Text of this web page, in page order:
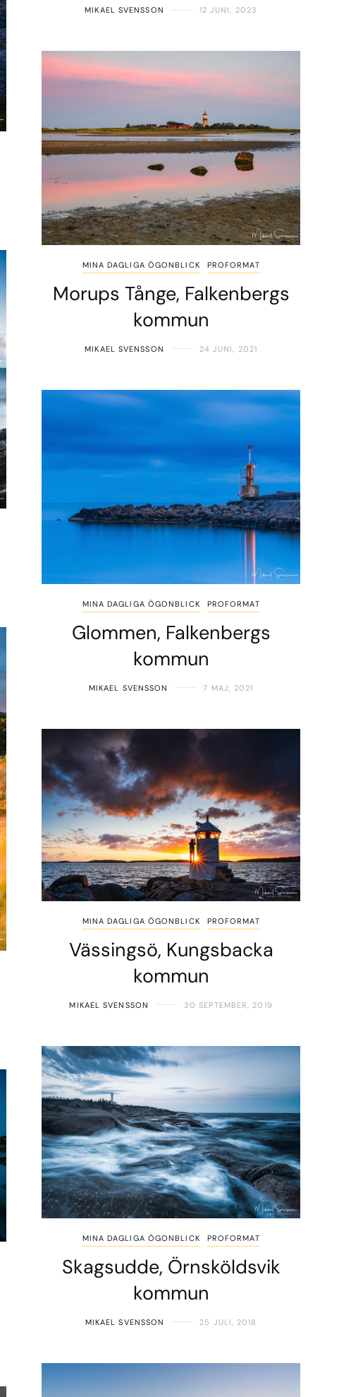
MIKAEL SVENSSON 12 JUNI, 2023
MINA DAGLIGA ÖGONBLICK PROFORMAT
Morups Tånge, Falkenbergs
kommun
MIKAEL SVENSSON 24 JUNI, 2021
MINA DAGLIGA ÖGONBLICK PROFORMAT
Glommen, Falkenbergs
kommun
MIKAEL SVENSSON 7 MAJ, 2021
MINA DAGLIGA ÖGONBLICK PROFORMAT
Vässingsö, Kungsbacka
kommun
MIKAEL SVENSSON 30 SEPTEMBER, 2019
MINA DAGLIGA ÖGONBLICK PROFORMAT
Skagsudde, Örnsköldsvik
kommun
MIKAEL SVENSSON 25 JULI, 2018